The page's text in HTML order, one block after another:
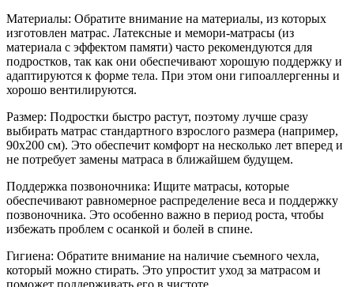
Материалы: Обратите внимание на материалы, из которых
изготовлен матрас. Латексные и мемори-матрасы (из
материала с эффектом памяти) часто рекомендуются для
подростков, так как они обеспечивают хорошую поддержку и
адаптируются к форме тела. При этом они гипоаллергенны и
хорошо вентилируются.
Размер: Подростки быстро растут, поэтому лучше сразу
выбирать матрас стандартного взрослого размера (например,
90x200 см). Это обеспечит комфорт на несколько лет вперед и
не потребует замены матраса в ближайшем будущем.
Поддержка позвоночника: Ищите матрасы, которые
обеспечивают равномерное распределение веса и поддержку
позвоночника. Это особенно важно в период роста, чтобы
избежать проблем с осанкой и болей в спине.
Гигиена: Обратите внимание на наличие съемного чехла,
который можно стирать. Это упростит уход за матрасом и